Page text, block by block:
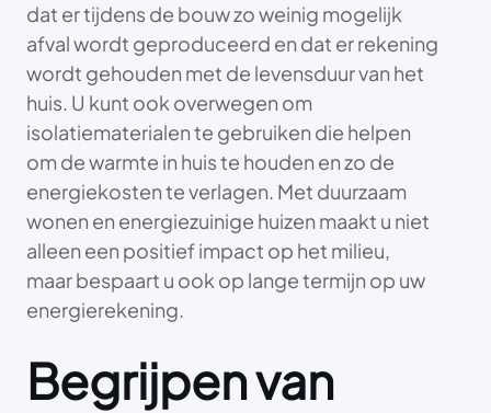
dat er tijdens de bouw zo weinig mogelijk
afval wordt geproduceerd en dat er rekening
wordt gehouden met de levensduur van het
huis. U kunt ook overwegen om
isolatiematerialen te gebruiken die helpen
om de warmte in huis te houden en zo de
energiekosten te verlagen. Met duurzaam
wonen en energiezuinige huizen maakt u niet
alleen een positief impact op het milieu,
maar bespaart u ook op lange termijn op uw
energierekening.
Begrijpen van